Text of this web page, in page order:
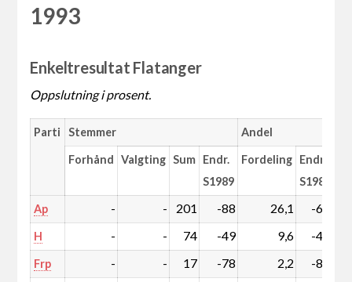
1993
Enkeltresultat Flatanger
Oppslutning i prosent.
Parti Stemmer Andel
Forhånd Valgting Sum Endr.
S1989
Fordeling Endr.
S1989
Ap - - 201 -88 26,1 -6,3
H - - 74 -49 9,6 -4,2
Frp - - 17 -78 2,2 -8,5